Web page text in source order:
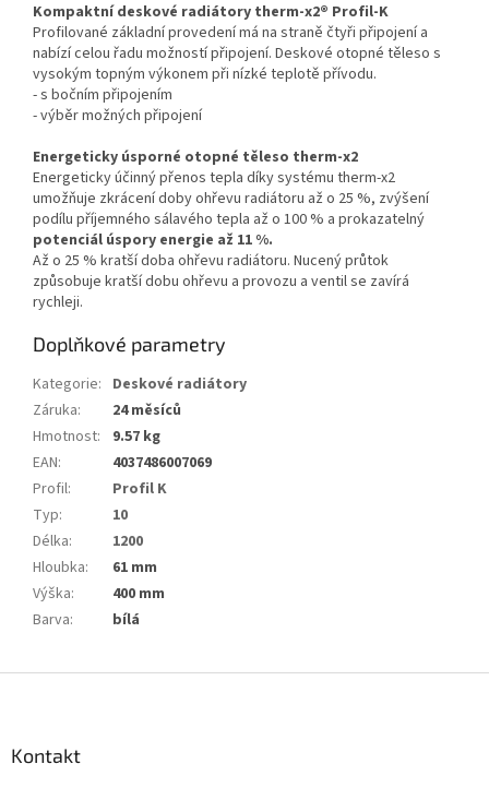
Kompaktní deskové radiátory therm-x2® Profil-K
Profilované základní provedení má na straně čtyři připojení a
nabízí celou řadu možností připojení. Deskové otopné těleso s
vysokým topným výkonem při nízké teplotě přívodu.
- s bočním připojením
- výběr možných připojení
Energeticky úsporné otopné těleso therm-x2
Energeticky účinný přenos tepla díky systému therm-x2
umožňuje zkrácení doby ohřevu radiátoru až o 25 %, zvýšení
podílu příjemného sálavého tepla až o 100 % a prokazatelný
potenciál úspory energie až 11 %.
Až o 25 % kratší doba ohřevu radiátoru. Nucený průtok
způsobuje kratší dobu ohřevu a provozu a ventil se zavírá
rychleji.
Doplňkové parametry
Kategorie: Deskové radiátory
Záruka:
24 měsíců
Hmotnost:
9.57 kg
EAN:
4037486007069
Profil:
Profil K
Typ:
10
Délka:
1200
Hloubka:
61 mm
Výška:
400 mm
Barva: bílá
Kontakt